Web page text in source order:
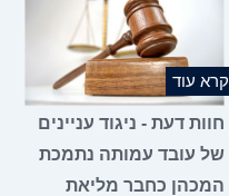
קרא עוד
חוות דעת - ניגוד עניינים
של עובד עמותה נתמכת
המכהן כחבר מליאת